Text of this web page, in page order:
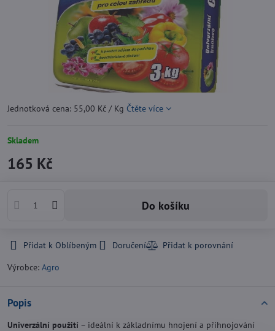
Jednotková cena: 55,00 Kč / Kg Čtěte více
Skladem
165 Kč
Do košíku
Přidat k Oblíbeným
Doručení
Výrobce: Agro
Popis
Univerzální použití – ideální k základnímu hnojení a přihnojování